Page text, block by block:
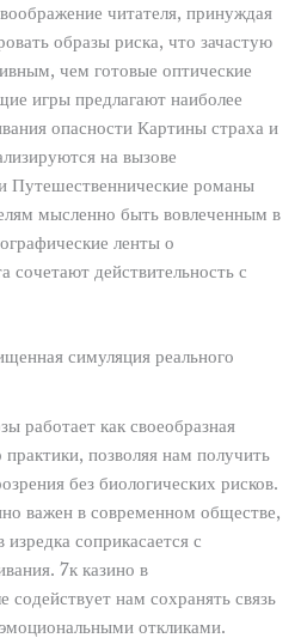
читателя, принуждая
образы риска, что зачастую
чем готовые оптические
игры предлагают наиболее
опасности Картины страха и
на вызове
Путешественнические романы
мысленно быть вовлеченным в
ленты о
сочетают действительность с
симуляция реального
работает как своеобразная
позволяя нам получить
без биологических рисков.
важен в современном обществе,
соприкасается с
7к казино в
нам сохранять связь
откликами.